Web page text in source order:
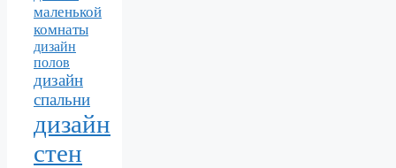
маленькой
комнаты
дизайн
полов
дизайн
спальни
дизайн
стен